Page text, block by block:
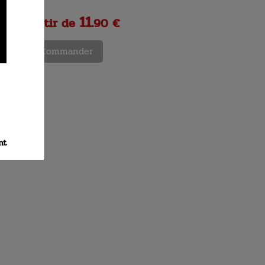
A partir de 11.90 €
Commander